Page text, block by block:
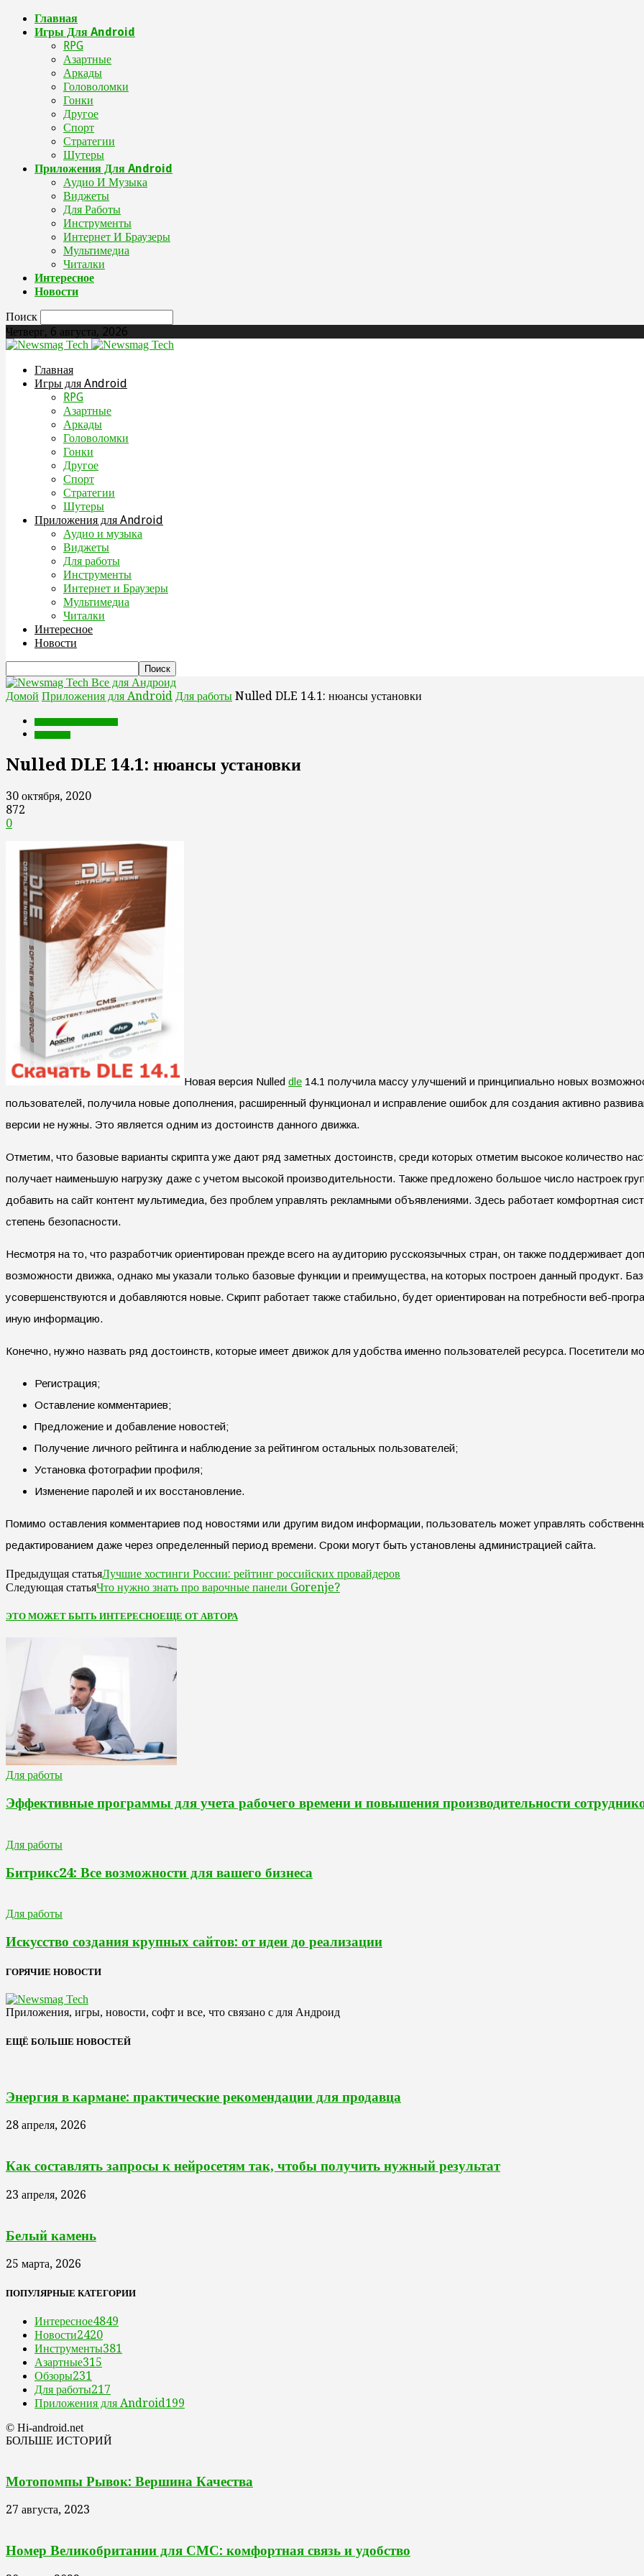
Главная
Игры Для Android
RPG
Азартные
Аркады
Головоломки
Гонки
Другое
Спорт
Стратегии
Шутеры
Приложения Для Android
Аудио И Музыка
Виджеты
Для Работы
Инструменты
Интернет И Браузеры
Мультимедиа
Читалки
Интересное
Новости
Поиск
Четверг, 6 августа, 2026
Главная
Игры для Android
RPG
Азартные
Аркады
Головоломки
Гонки
Другое
Спорт
Стратегии
Шутеры
Приложения для Android
Аудио и музыка
Виджеты
Для работы
Инструменты
Интернет и Браузеры
Мультимедиа
Читалки
Интересное
Новости
Все для Андроид
Домой Приложения для Android Для работы Nulled DLE 14.1: нюансы установки
Nulled DLE 14.1: нюансы установки
30 октября, 2020
872
0
Новая версия Nulled dle 14.1 получила массу улучшений и принципиально новых
пользователей, получила новые дополнения, расширенный функционал и исправление ошибок для создания активно
версии не нужны. Это является одним из достоинств данного движка.
Отметим, что базовые варианты скрипта уже дают ряд заметных достоинств, среди которых отметим высокое количество
получает наименьшую нагрузку даже с учетом высокой производительности. Также предложено большое число настроек
добавить на сайт контент мультимедиа, без проблем управлять рекламными объявлениями. Здесь работает комфортная
степень безопасности.
Несмотря на то, что разработчик ориентирован прежде всего на аудиторию русскоязычных стран, он также поддерживает
возможности движка, однако мы указали только базовые функции и преимущества, на которых построен данный продукт.
усовершенствуются и добавляются новые. Скрипт работает также стабильно, будет ориентирован на потребности веб-
иную информацию.
Конечно, нужно назвать ряд достоинств, которые имеет движок для удобства именно пользователей ресурса. Посетители
Регистрация;
Оставление комментариев;
Предложение и добавление новостей;
Получение личного рейтинга и наблюдение за рейтингом остальных пользователей;
Установка фотографии профиля;
Изменение паролей и их восстановление.
Помимо оставления комментариев под новостями или другим видом информации, пользователь может управлять
редактированием даже через определенный период времени. Сроки могут быть установлены администрацией сайта.
Предыдущая статьяЛучшие хостинги России: рейтинг российских провайдеров
Следующая статьяЧто нужно знать про варочные панели Gorenje?
ЭТО МОЖЕТ БЫТЬ ИНТЕРЕСНОЕЩЕ ОТ АВТОРА
Для работы
Эффективные программы для учета рабочего времени и повышения производительности
Для работы
Битрикс24: Все возможности для вашего бизнеса
Для работы
Искусство создания крупных сайтов: от идеи до реализации
ГОРЯЧИЕ НОВОСТИ
Приложения, игры, новости, софт и все, что связано с для Андроид
ЕЩЁ БОЛЬШЕ НОВОСТЕЙ
Энергия в кармане: практические рекомендации для продавца
28 апреля, 2026
Как составлять запросы к нейросетям так, чтобы получить нужный результат
23 апреля, 2026
Белый камень
25 марта, 2026
ПОПУЛЯРНЫЕ КАТЕГОРИИ
Интересное4849
Новости2420
Инструменты381
Азартные315
Обзоры231
Для работы217
Приложения для Android199
© Hi-android.net
БОЛЬШЕ ИСТОРИЙ
Мотопомпы Рывок: Вершина Качества
27 августа, 2023
Номер Великобритании для СМС: комфортная связь и удобство